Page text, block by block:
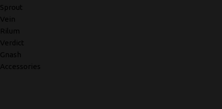
Sprout
Vein
Rilum
Verdict
Gnash
Accessories